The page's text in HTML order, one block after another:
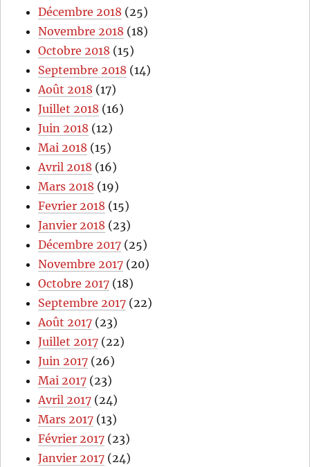
Décembre 2018 (25)
Novembre 2018 (18)
Octobre 2018 (15)
Septembre 2018 (14)
Août 2018 (17)
Juillet 2018 (16)
Juin 2018 (12)
Mai 2018 (15)
Avril 2018 (16)
Mars 2018 (19)
Fevrier 2018 (15)
Janvier 2018 (23)
Décembre 2017 (25)
Novembre 2017 (20)
Octobre 2017 (18)
Septembre 2017 (22)
Août 2017 (23)
Juillet 2017 (22)
Juin 2017 (26)
Mai 2017 (23)
Avril 2017 (24)
Mars 2017 (13)
Février 2017 (23)
Janvier 2017 (24)